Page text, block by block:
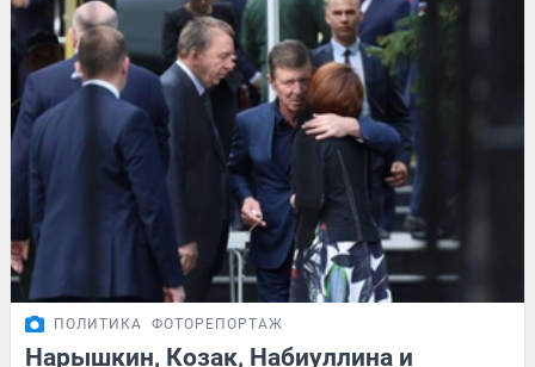
ПОЛИТИКА ФОТОРЕПОРТАЖ
Нарышкин, Козак, Набиуллина и